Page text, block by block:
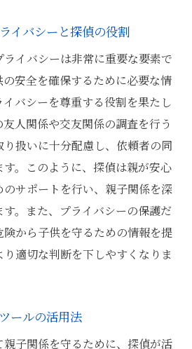
イバシーと探偵の役割
イバシーは非常に重要な要素で
安全を確保するために必要な情
バシーを尊重する役割を果たし
人関係や交友関係の調査を行う
扱いに十分配慮し、依頼者の同
。このように、探偵は親が安心
のサポートを行い、親子関係を深
。また、プライバシーの保護だ
から子供を守るための情報を提
適切な判断を下しやすくなりま
ールの活用法
子関係を守るために、探偵が活